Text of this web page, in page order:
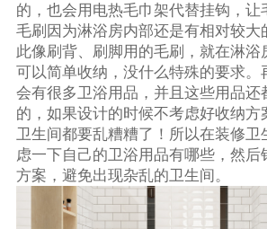
的，也会用电热毛巾架代替挂钩，
毛刷因为淋浴房内部还是有相对较大
此像刷背、刷脚用的毛刷，就在淋浴
可以简单收纳，没什么特殊的要求。
会有很多卫浴用品，并且这些用品还
的，如果设计的时候不考虑好收纳方
卫生间都要乱糟糟了！所以在装修卫
虑一下自己的卫浴用品有哪些，然后
方案，避免出现杂乱的卫生间。